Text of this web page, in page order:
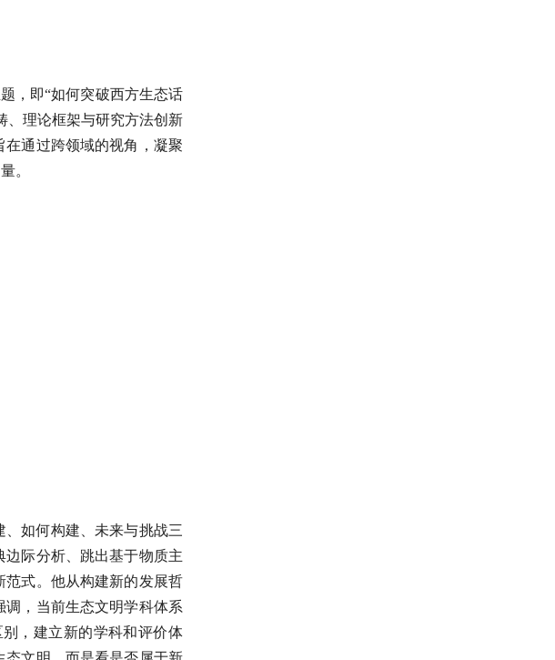
，即“如何突破西方生态话
、理论框架与研究方法创新
通过跨领域的视角，凝聚
。
如何构建、未来与挑战三
际分析、跳出基于物质主
范式。他从构建新的发展哲
，当前生态文明学科体系
，建立新的学科和评价体